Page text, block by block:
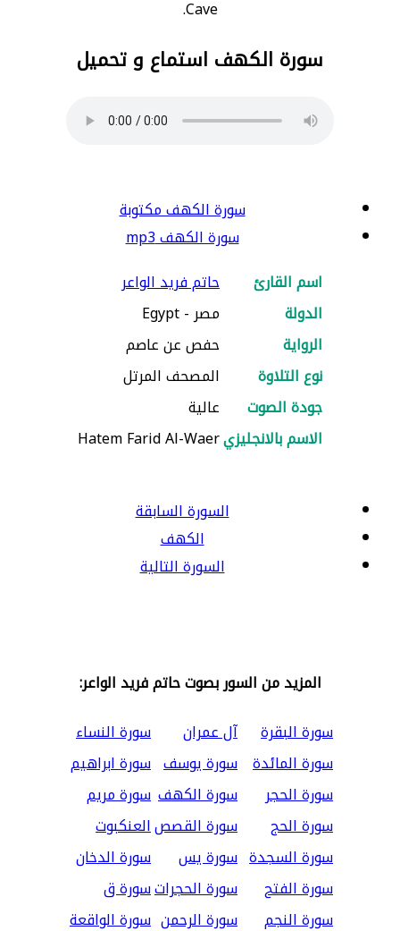
Cave.
سورة الكهف استماع و تحميل
سورة الكهف مكتوبة
سورة الكهف mp3
اسم القارئ
حاتم فريد الواعر
الدولة
مصر - Egypt
الرواية
حفص عن عاصم
نوع التلاوة
المصحف المرتل
جودة الصوت
عالية
الاسم بالانجليزيHatem Farid Al-Waer
السورة السابقة
الكهف
السورة التالية
المزيد من السور بصوت حاتم فريد الواعر:
سورة البقرة
آل عمران
سورة النساء
سورة المائدة سورة يوسف سورة ابراهيم
سورة الحجر
سورة الكهف سورة مريم
سورة الحج
سورة القصصالعنكبوت
سورة السجدة سورة يس
سورة الدخان
سورة الفتح
سورة الحجراتسورة ق
سورة النجم
سورة الرحمن سورة الواقعة